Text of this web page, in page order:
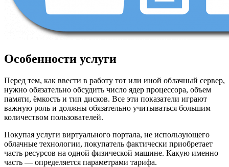
Особенности услуги
Перед тем, как ввести в работу тот или иной облачный сервер,
нужно обязательно обсудить число ядер процессора, объем
памяти, ёмкость и тип дисков. Все эти показатели играют
важную роль и должны обязательно учитываться большим
количеством пользователей.
Покупая услуги виртуального портала, не использующего
облачные технологии, покупатель фактически приобретает
часть ресурсов на одной физической машине. Какую именно
часть — определяется параметрами тарифа.